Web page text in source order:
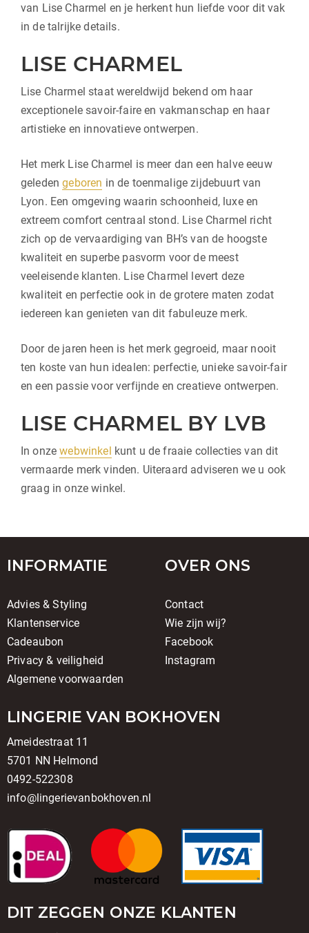
van Lise Charmel en je herkent hun liefde voor dit vak
in de talrijke details.
LISE CHARMEL
Lise Charmel staat wereldwijd bekend om haar
exceptionele savoir-faire en vakmanschap en haar
artistieke en innovatieve ontwerpen.
Het merk Lise Charmel is meer dan een halve eeuw
geledengeboren in de toenmalige zijdebuurt van
Lyon. Een omgeving waarin schoonheid, luxe en
extreem comfort centraal stond. Lise Charmel richt
zich op de vervaardiging van BH’s van de hoogste
kwaliteit en superbe pasvorm voor de meest
veeleisende klanten. Lise Charmel levert deze
kwaliteit en perfectie ook in de grotere maten zodat
iedereen kan genieten van dit fabuleuze merk.
Door de jaren heen is het merk gegroeid, maar nooit
ten koste van hun idealen: perfectie, unieke savoir-fair
en een passie voor verfijnde en creatieve ontwerpen.
LISE CHARMEL BY LVB
In onzewebwinkel kunt u de fraaie collecties van dit
vermaarde merk vinden. Uiteraard adviseren we u ook
graag in onze winkel.
INFORMATIE
Advies & Styling
Klantenservice
Cadeaubon
Privacy & veiligheid
Algemene voorwaarden
OVER ONS
Contact
Wie zijn wij?
Facebook
Instagram
LINGERIE VAN BOKHOVEN
Ameidestraat 11
5701 NN Helmond
0492-522308
info@lingerievanbokhoven.nl
DIT ZEGGEN ONZE KLANTEN